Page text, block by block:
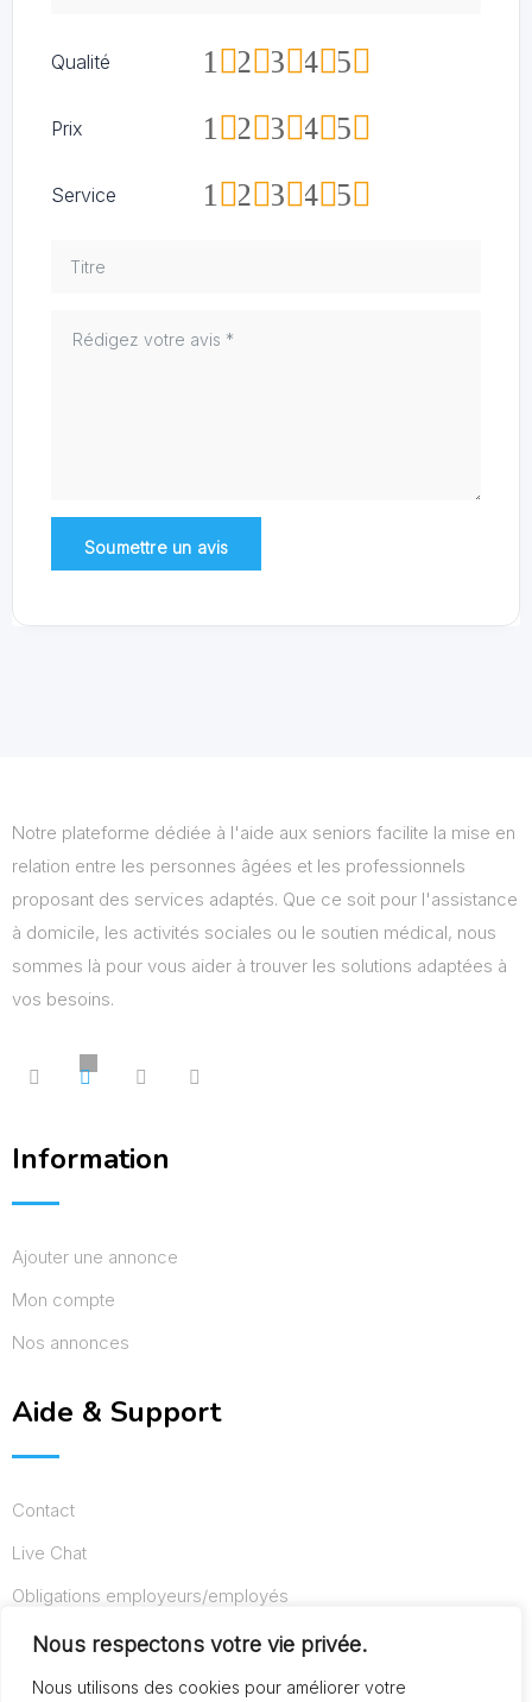
Nous respectons votre vie privée.
Nous utilisons des cookies pour améliorer votre
Qualité 5
4
3
2
1
Prix 5
4
3
2
1
Service 5
4
3
2
1
Notre plateforme dédiée à l'aide aux seniors facilite la mise en
relation entre les personnes âgées et les professionnels
proposant des services adaptés. Que ce soit pour l'assistance
à domicile, les activités sociales ou le soutien médical, nous
sommes là pour vous aider à trouver les solutions adaptées à
vos besoins.
Information
Ajouter une annonce
Mon compte
Nos annonces
Aide & Support
Contact
Live Chat
Obligations employeurs/employés
Conditions d’utilisation
Mentions légales